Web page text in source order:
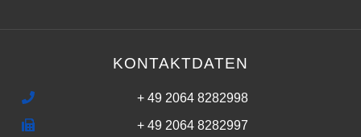
KONTAKTDATEN
+ 49 2064 8282998
+ 49 2064 8282997